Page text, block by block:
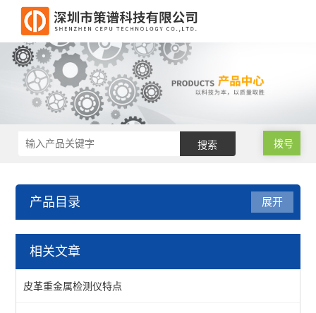
拨号
产品目录
重金属检测仪
展开
相关文章
皮革重金属检测仪特点